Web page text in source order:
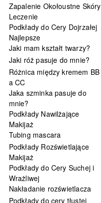
Zapalenie Okołoustne Skóry
Leczenie
Podkłady do Cery Dojrzałej
Najlepsze
Jaki mam kształt twarzy?
Jaki róż pasuje do mnie?
Różnica między kremem BB
a CC
Jaka szminka pasuje do
mnie?
Podkłady Nawilżające
Makijaż
Tubing mascara
Podkłady Rozświetlające
Makijaż
Podkłady do Cery Suchej i
Wrażliwej
Nakładanie rozświetlacza
Podkłady do cery tłustej